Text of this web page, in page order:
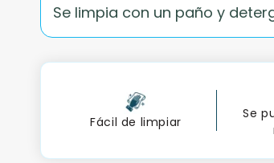
Se limpia con un paño y
Fácil de limpiar
Se